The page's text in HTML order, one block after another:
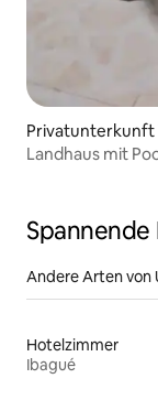
Privatunterkunft
Landhaus mit
Spannende
Andere Arten
Hotelzimmer
Ibagué